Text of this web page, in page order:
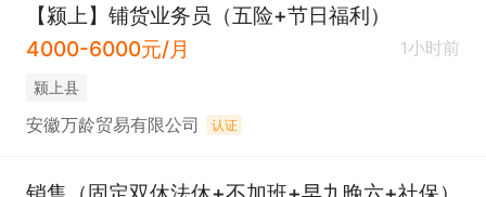
【颍上】铺货业务员（五险+节日福利）
4000-6000元/月
1小时前
颍上县
安徽万龄贸易有限公司 认证